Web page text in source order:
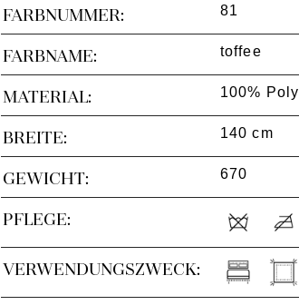
FARBNUMMER: 81
FARBNAME: toffee
MATERIAL: 100%
BREITE: 140 cm
GEWICHT: 670
PFLEGE:
VERWENDUNGSZWECK: